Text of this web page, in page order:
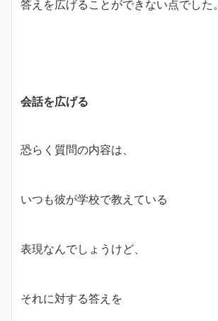
答えを広げることができない点でした。
会話を広げる
恐らく質問の内容は、
いつも彼が学校で教えている
表現なんでしょうけど、
それに対する答えを